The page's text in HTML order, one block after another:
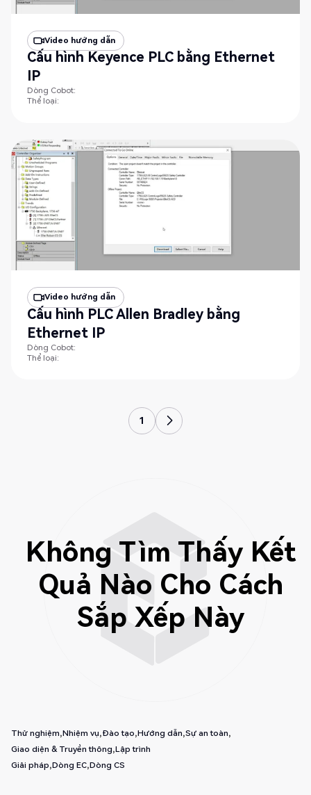
Video hướng dẫn
Cấu hình Keyence PLC bằng Ethernet
IP
Dòng Cobot:
Thể loại:
Video hướng dẫn
Cấu hình PLC Allen Bradley bằng
Ethernet IP
Dòng Cobot:
Thể loại:
1
Không Tìm Thấy Kết
Quả Nào Cho Cách
Sắp Xếp Này
Thử nghiệm Nhiệm vụ Đào tạo Hướng dẫn Sự an toàn
Giao diện & Truyền thông Lập trình
Giải pháp Dòng EC Dòng CS